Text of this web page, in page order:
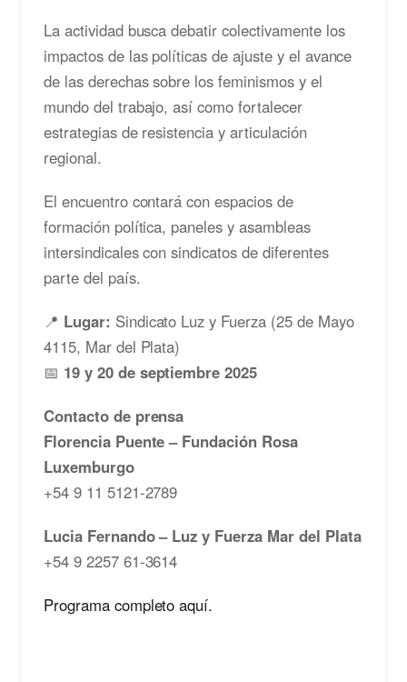
La actividad busca debatir colectivamente los
impactos de las políticas de ajuste y el avance
de las derechas sobre los feminismos y el
mundo del trabajo, así como fortalecer
estrategias de resistencia y articulación
regional.
El encuentro contará con espacios de
formación política, paneles y asambleas
intersindicales con sindicatos de diferentes
parte del país.
📍 Lugar: Sindicato Luz y Fuerza (25 de Mayo
4115, Mar del Plata)
📅 19 y 20 de septiembre 2025
Contacto de prensa
Florencia Puente – Fundación Rosa
Luxemburgo
+54 9 11 5121-2789
Lucia Fernando – Luz y Fuerza Mar del Plata
+54 9 2257 61-3614
Programa completo aquí.